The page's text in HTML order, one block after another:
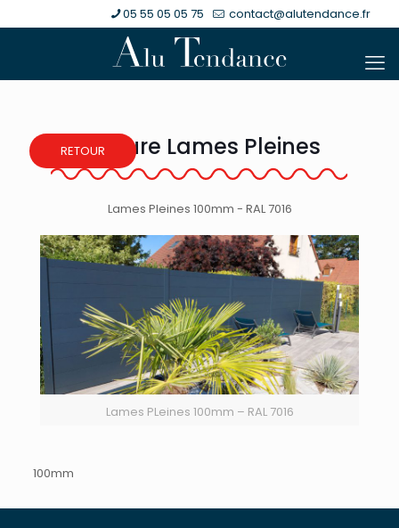
05 55 05 05 75 contact@alutendance.fr
RETOUR
Clôture Lames Pleines
Lames Pleines 100mm - RAL 7016
Lames PLeines 100mm – RAL 7016
100mm